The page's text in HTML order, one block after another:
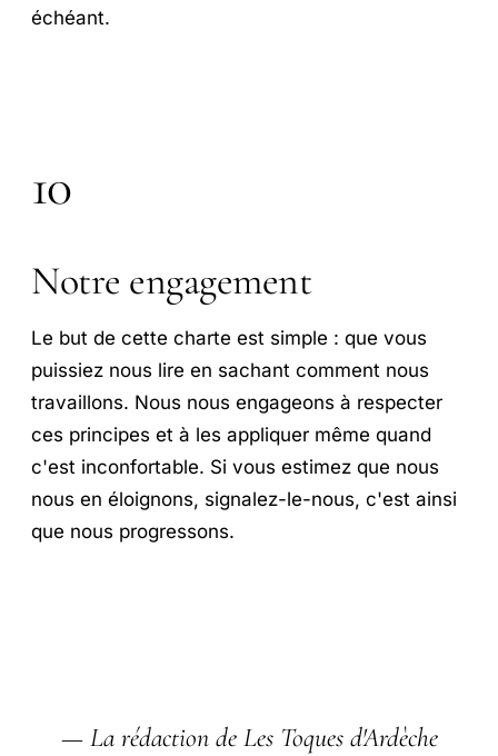
échéant.
10
Notre engagement
Le but de cette charte est simple : que vous
puissiez nous lire en sachant comment nous
travaillons. Nous nous engageons à respecter
ces principes et à les appliquer même quand
c'est inconfortable. Si vous estimez que nous
nous en éloignons, signalez-le-nous, c'est ainsi
que nous progressons.
— La rédaction de Les Toques d'Ardèche